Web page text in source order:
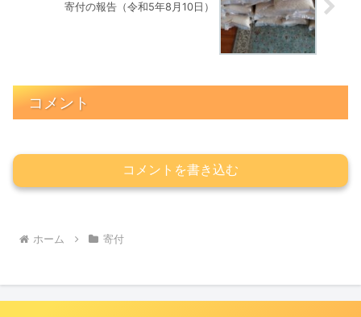
寄付の報告（令和5年8月10日）
コメント
コメントを書き込む
ホーム 寄付